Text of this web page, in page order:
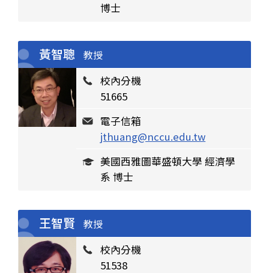
博士
黃智聰 教授
校內分機
51665
電子信箱
jthuang@nccu.edu.tw
美國西雅圖華盛頓大學 經濟學
系 博士
王智賢 教授
校內分機
51538